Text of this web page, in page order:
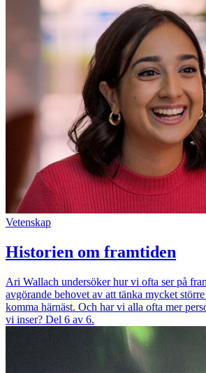
Vetenskap
Historien om framtiden
Ari Wallach undersöker hur vi ofta ser på
avgörande behovet av att tänka mycket
komma härnäst. Och har vi alla ofta mer
vi inser? Del 6 av 6.